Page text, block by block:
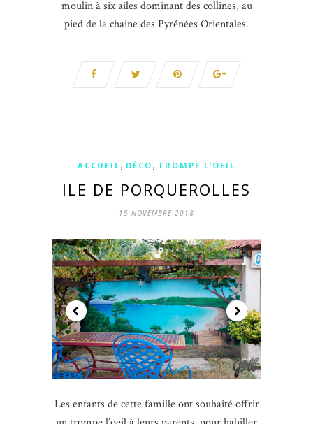
moulin à six ailes dominant des collines, au
pied de la chaine des Pyrénées Orientales.
ACCUEIL , DÉCO , TROMPE L’OEIL
ILE DE PORQUEROLLES
15 NOVEMBRE 2018
Les enfants de cette famille ont souhaité offrir